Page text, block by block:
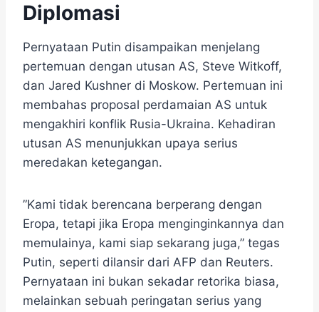
Diplomasi
Pernyataan Putin disampaikan menjelang
pertemuan dengan utusan AS, Steve Witkoff,
dan Jared Kushner di Moskow. Pertemuan ini
membahas proposal perdamaian AS untuk
mengakhiri konflik Rusia-Ukraina. Kehadiran
utusan AS menunjukkan upaya serius
meredakan ketegangan.
​”Kami tidak berencana berperang dengan
Eropa, tetapi jika Eropa menginginkannya dan
memulainya, kami siap sekarang juga,” tegas
Putin, seperti dilansir dari AFP dan Reuters.​
Pernyataan ini bukan sekadar retorika biasa,
melainkan sebuah peringatan serius yang